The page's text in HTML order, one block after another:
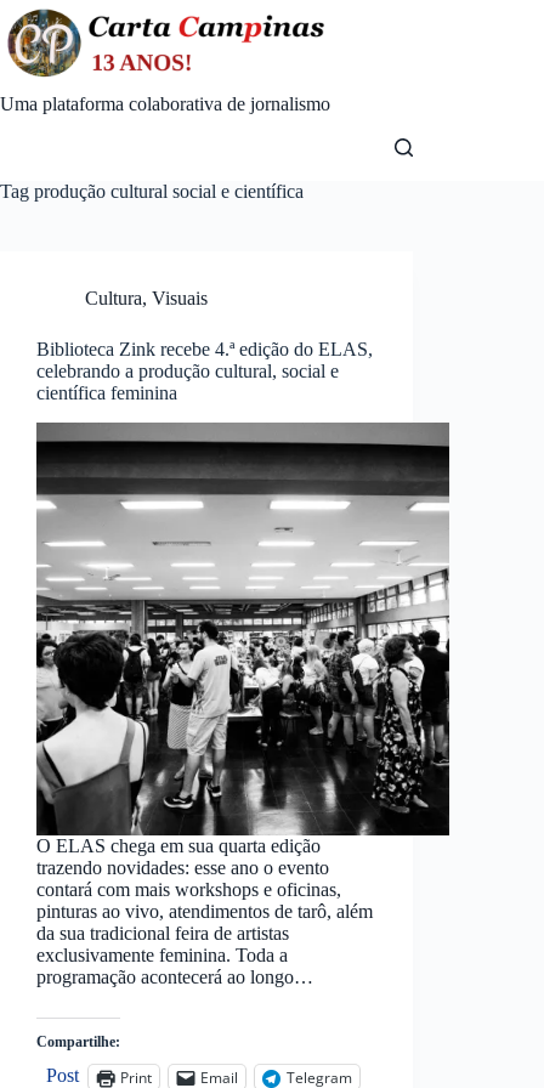
Skip
to
content
Uma plataforma colaborativa de jornalismo
Tag produção cultural social e científica
Cultura, Visuais
Biblioteca Zink recebe 4.ª edição do ELAS,
celebrando a produção cultural, social e
científica feminina
O ELAS chega em sua quarta edição
trazendo novidades: esse ano o evento
contará com mais workshops e oficinas,
pinturas ao vivo, atendimentos de tarô, além
da sua tradicional feira de artistas
exclusivamente feminina. Toda a
programação acontecerá ao longo…
Compartilhe:
Post Print Email Telegram